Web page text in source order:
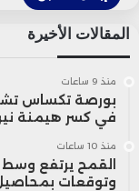
المقالات الأخيرة
منذ 9 ساعات
بورصة تكساس
في كسر هيمنة
منذ 10 ساعات
القمح يرتفع
وتوقعات